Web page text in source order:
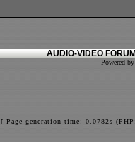
AUDIO-VIDEO
Powered
[ Page generation time: 0.0782s